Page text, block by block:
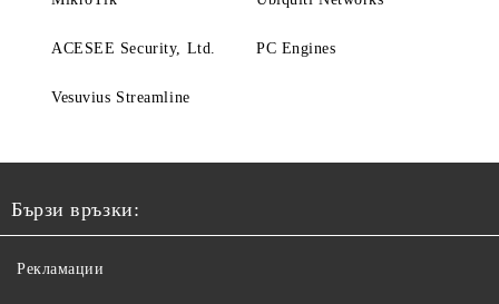
ACESEE Security, Ltd. PC Engines
Vesuvius Streamline
Бързи връзки:
Рекламации